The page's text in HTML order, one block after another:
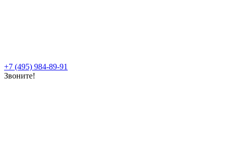
+7 (495) 984-89-91
Звоните!